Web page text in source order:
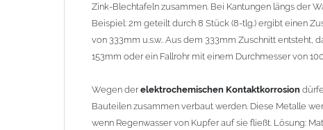
Zink-Blechtafeln zusammen. Bei Kantungen längs der
Beispiel: 2m geteilt durch 8 Stück (8-tlg.) ergibt einen
von 333mm u.s.w.. Aus dem 333mm Zuschnitt entsteht,
153mm oder ein Fallrohr mit einem Durchmesser von
Wegen derelektrochemischen Kontaktkorrosion
Bauteilen zusammen verbaut werden. Diese Metalle
wenn Regenwasser von Kupfer auf sie fließt. Lösung: